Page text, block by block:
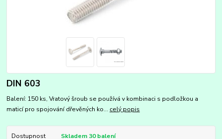
DIN 603
Balení: 150 ks, Vratový šroub se používá v kombinaci s podložkou a
maticí pro spojování dřevěných ko... celý popis
Dostupnost
Skladem 30 balení